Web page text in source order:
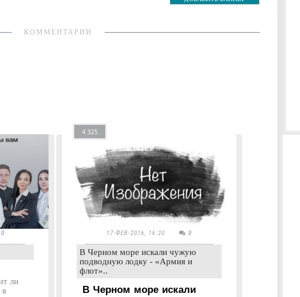
КОММЕНТАРИИ
0
ли
в
4 325
17-ФЕВ-2016, 16:20 0
В Черном море искали чужую
подводную лодку - «Армия и
флот»..
В Черном море искали